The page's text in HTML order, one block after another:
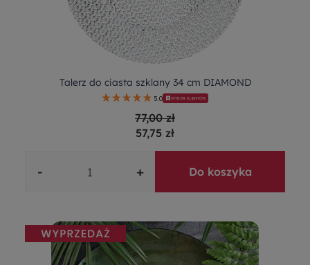
Talerz do ciasta szklany 34 cm DIAMOND
5.0 WYBÓR KLIENTÓW
77,00 zł
57,75 zł
- + Do koszyka